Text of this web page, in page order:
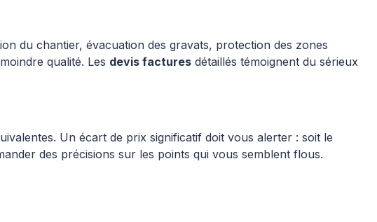
du chantier, évacuation des gravats, protection des zones
qualité. Les devis factures détaillés témoignent du sérieux
Un écart de prix significatif doit vous alerter : soit le
des précisions sur les points qui vous semblent flous.